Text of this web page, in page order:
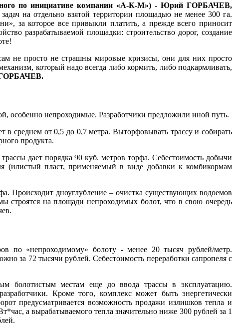
по инициативе компании «А-К-М») - Юрий ГОРБАЧЕВ,
на отдельно взятой территории площадью не менее 300 га.
за которое все привыкли платить, а прежде всего приносит
разрабатываемой площадки: строительство дорог, создание
не просто не страшны мировые кризисы, они для них просто
который надо всегда либо кормить, либо подкармливать,
ОРБАЧЕВ.
особенно непроходимые. Разработчики предложили иной путь.
в среднем от 0,5 до 0,7 метра. Выторфовывать трассу и собирать
продукта.
дает порядка 90 куб. метров торфа. Себестоимость добычи
(илистый пласт, применяемый в виде добавки к комбикормам
Происходит дноуглубление – очистка существующих водоемов
строятся на площади непроходимых болот, что в свою очередь
по «непроходимому» болоту - менее 20 тысяч рублей/метр.
за 72 тысячи рублей. Себестоимость переработки сапропеля с
болотистым местам еще до ввода трассы в эксплуатацию.
Кроме того, комплекс может быть энергетически
предусматривается возможность продажи излишков тепла и
а вырабатываемого тепла значительно ниже 300 рублей за 1